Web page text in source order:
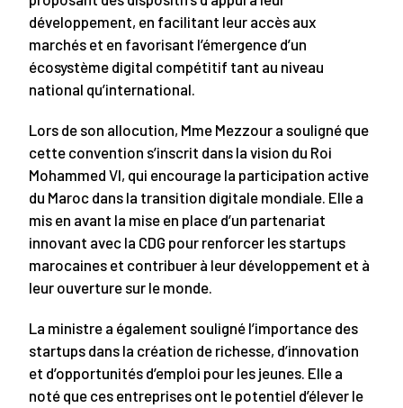
développement, en facilitant leur accès aux
marchés et en favorisant l’émergence d’un
écosystème digital compétitif tant au niveau
national qu’international.
Lors de son allocution, Mme Mezzour a souligné que
cette convention s’inscrit dans la vision du Roi
Mohammed VI, qui encourage la participation active
du Maroc dans la transition digitale mondiale. Elle a
mis en avant la mise en place d’un partenariat
innovant avec la CDG pour renforcer les startups
marocaines et contribuer à leur développement et à
leur ouverture sur le monde.
La ministre a également souligné l’importance des
startups dans la création de richesse, d’innovation
et d’opportunités d’emploi pour les jeunes. Elle a
noté que ces entreprises ont le potentiel d’élever le